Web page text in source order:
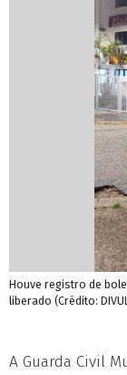
Houve registro de
liberado (Crédito:
A Guarda Civil